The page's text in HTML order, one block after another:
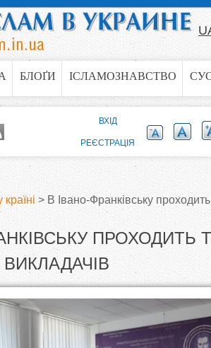
Jump to navigation
БЛОҐИ ІСЛАМОЗНАВСТВО
> В Івано-Франківську
ПРОХОДИТЬ
ВХІД
РЕЄСТРАЦІЯ